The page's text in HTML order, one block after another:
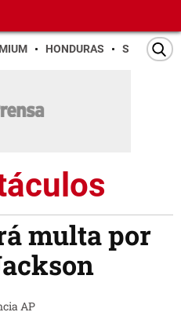
HONDURAS SAN PEDRO
multa por
AP